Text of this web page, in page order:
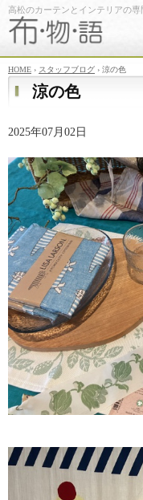
高松のカーテンとインテリアの
HOME › スタッフブログ › 涼の色
涼の色
2025年07月02日